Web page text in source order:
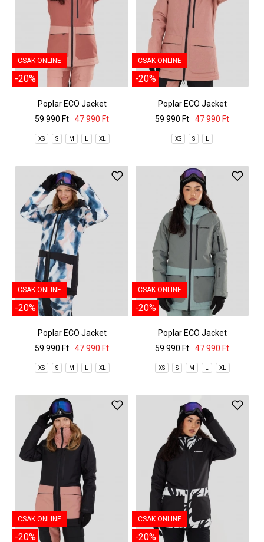
CSAK ONLINE
-20%
Poplar ECO Jacket
59 990 Ft
47 990 Ft
XS S M L XL
CSAK ONLINE
-20%
Poplar ECO Jacket
59 990 Ft
47 990 Ft
XS S L
CSAK ONLINE
-20%
Poplar ECO Jacket
59 990 Ft
47 990 Ft
XS S M L XL
CSAK ONLINE
-20%
Poplar ECO Jacket
59 990 Ft
47 990 Ft
XS S M L XL
CSAK ONLINE
-20%
CSAK ONLINE
-20%